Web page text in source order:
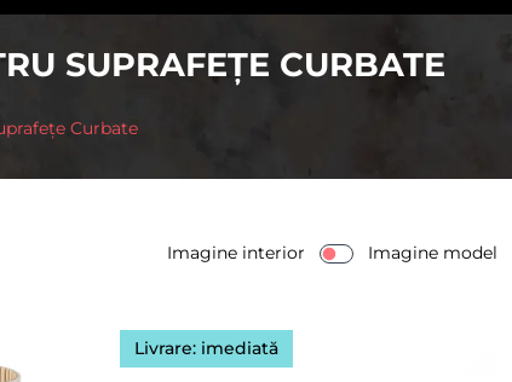
SUPRAFEȚE CURBATE
Curbate
Imagine interior Imagine model
Livrare: imediată